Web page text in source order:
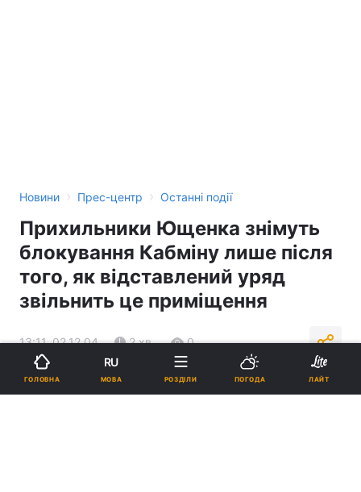
Новини › Прес-центр › Останні події
Прихильники Ющенка знімуть
блокування Кабміну лише після
того, як відставлений уряд
звільнить це приміщення
13:11, 02.12.04 2 хв. 0
Підпишіться на нас в Google
ГОЛОВНА
RU
МОВА РОЗДІЛИ ПОГОДА ЛАЙТ